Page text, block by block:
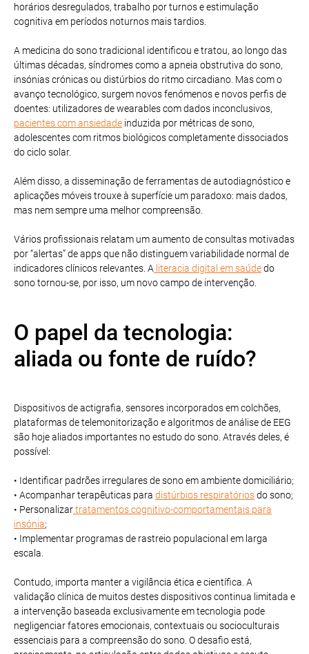
horários desregulados, trabalho por turnos e estimulação
cognitiva em períodos noturnos mais tardios.
A medicina do sono tradicional identificou e tratou, ao longo das
últimas décadas, síndromes como a apneia obstrutiva do sono,
insónias crónicas ou distúrbios do ritmo circadiano. Mas com o
avanço tecnológico, surgem novos fenómenos e novos perfis de
doentes: utilizadores de wearables com dados inconclusivos,
pacientes com ansiedade induzida por métricas de sono,
adolescentes com ritmos biológicos completamente dissociados
do ciclo solar.
Além disso, a disseminação de ferramentas de autodiagnóstico e
aplicações móveis trouxe à superfície um paradoxo: mais dados,
mas nem sempre uma melhor compreensão.
Vários profissionais relatam um aumento de consultas motivadas
por “alertas” de apps que não distinguem variabilidade normal de
indicadores clínicos relevantes. A literacia digital em saúdedo
sono tornou-se, por isso, um novo campo de intervenção.
O papel da tecnologia:
aliada ou fonte de ruído?
Dispositivos de actigrafia, sensores incorporados em colchões,
plataformas de telemonitorização e algoritmos de análise de EEG
são hoje aliados importantes no estudo do sono. Através deles, é
possível:
• Identificar padrões irregulares de sono em ambiente domiciliário;
• Acompanhar terapêuticas para distúrbios respiratóriosdo sono;
• Personalizartratamentos cognitivo-comportamentais para
insónia;
• Implementar programas de rastreio populacional em larga
escala.
Contudo, importa manter a vigilância ética e científica. A
validação clínica de muitos destes dispositivos continua limitada e
a intervenção baseada exclusivamente em tecnologia pode
negligenciar fatores emocionais, contextuais ou socioculturais
essenciais para a compreensão do sono. O desafio está,